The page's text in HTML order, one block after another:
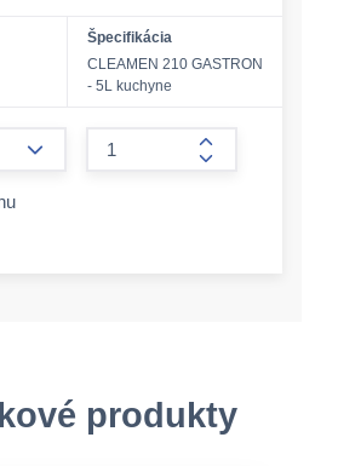
Špecifikácia
CLEAMEN 210 GASTRON
- 5L kuchyne
form.increase-
produkty